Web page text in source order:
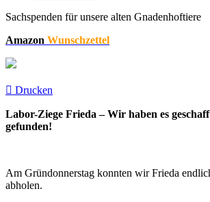
Sachspenden für unsere alten Gnadenhoftiere
Amazon Wunschzettel
Drucken
Labor-Ziege Frieda – Wir haben es
gefunden!
Am Gründonnerstag konnten wir Frieda
abholen.